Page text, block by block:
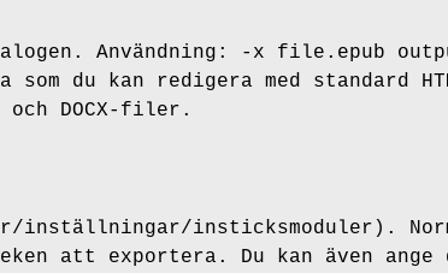
Användning: -x file.epub
som du kan redigera med standard
och DOCX-filer.
insticksmoduler).
att exportera. Du kan även ange